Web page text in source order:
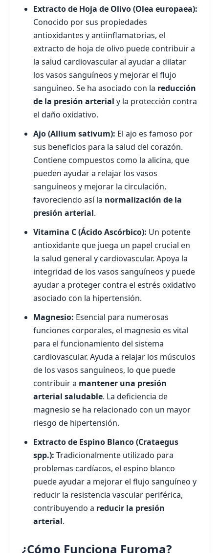
Extracto de Hoja de Olivo (Olea europaea):
Conocido por sus propiedades
antioxidantes y antiinflamatorias, el
extracto de hoja de olivo puede contribuir a
la salud cardiovascular al ayudar a dilatar
los vasos sanguíneos y mejorar el flujo
sanguíneo. Se ha asociado con la reducción
de la presión arterial y la protección contra
el daño oxidativo.
Ajo (Allium sativum): El ajo es famoso por
sus beneficios para la salud del corazón.
Contiene compuestos como la alicina, que
pueden ayudar a relajar los vasos
sanguíneos y mejorar la circulación,
favoreciendo así la normalización de la
presión arterial.
Vitamina C (Ácido Ascórbico): Un potente
antioxidante que juega un papel crucial en
la salud general y cardiovascular. Apoya la
integridad de los vasos sanguíneos y puede
ayudar a proteger contra el estrés oxidativo
asociado con la hipertensión.
Magnesio: Esencial para numerosas
funciones corporales, el magnesio es vital
para el funcionamiento del sistema
cardiovascular. Ayuda a relajar los músculos
de los vasos sanguíneos, lo que puede
contribuir a mantener una presión
arterial saludable. La deficiencia de
magnesio se ha relacionado con un mayor
riesgo de hipertensión.
Extracto de Espino Blanco (Crataegus
spp.): Tradicionalmente utilizado para
problemas cardíacos, el espino blanco
puede ayudar a mejorar el flujo sanguíneo y
reducir la resistencia vascular periférica,
contribuyendo a reducir la presión
arterial.
¿Cómo Funciona Furoma?